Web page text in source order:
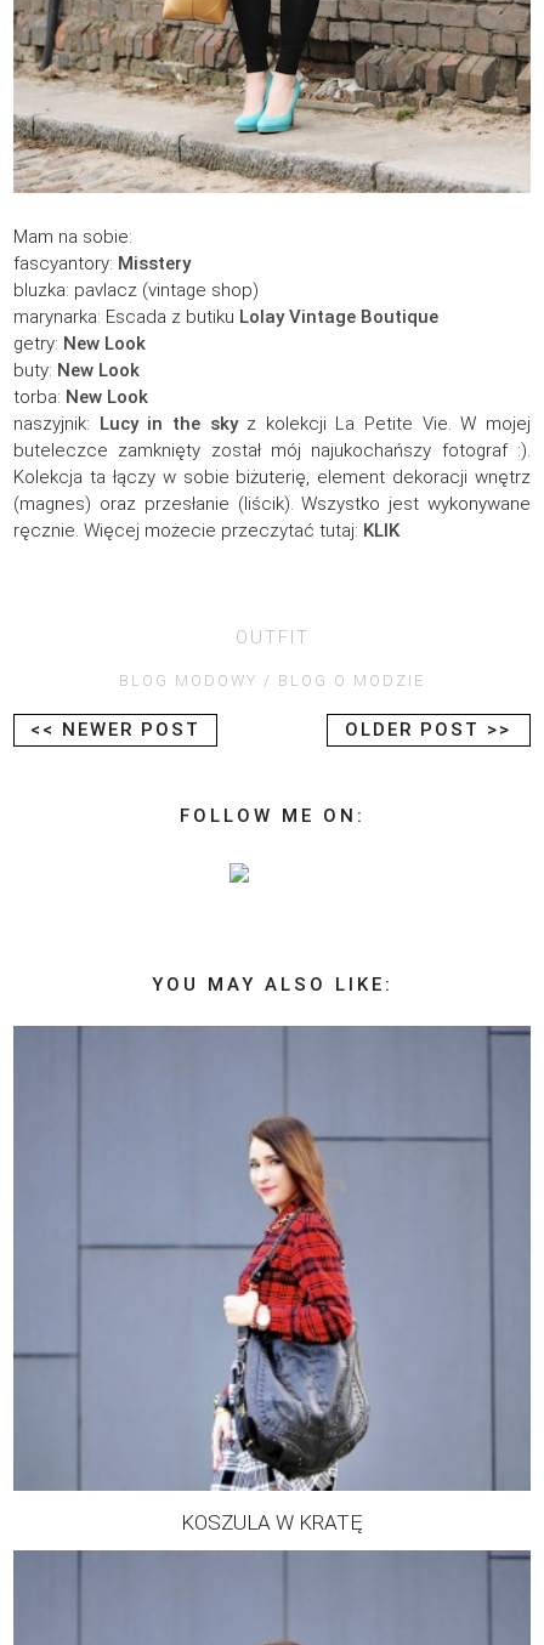
Mam na sobie:
fascyantory: Misstery
bluzka: pavlacz (vintage shop)
marynarka: Escada z butiku Lolay Vintage Boutique
getry: New Look
buty: New Look
torba: New Look
naszyjnik: Lucy in the skyz kolekcji La Petite Vie. W mojej
buteleczce zamknięty został mój najukochańszy fotograf :).
Kolekcja ta łączy w sobie biżuterię, element dekoracji wnętrz
(magnes) oraz przesłanie (liścik). Wszystko jest wykonywane
ręcznie. Więcej możecie przeczytać tutaj: KLIK
OUTFIT
BLOG MODOWY BLOG O MODZIE
<< NEWER POST OLDER POST >>
FOLLOW ME ON:
YOU MAY ALSO LIKE:
KOSZULA W KRATĘ